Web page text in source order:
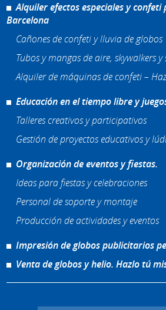
Alquiler efectos especiales y confeti
Barcelona
Cañones de confeti y lluvia de globos
Tubos y mangas de aire, skywalkers
Alquiler de máquinas de confeti –
Educación en el tiempo libre y
Talleres creativos y participativos
Gestión de proyectos educativos y
Organización de eventos y fiestas.
Ideas para fiestas y celebraciones
Personal de soporte y montaje
Producción de actividades y eventos
Impresión de globos publicitarios
Venta de globos y helio. Hazlo tú